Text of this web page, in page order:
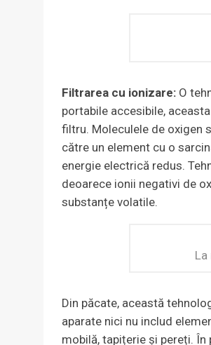
Filtrarea cu ionizare: O
portabile accesibile,
filtru. Moleculele de oxigen
către un element cu o
energie electrică redus.
deoarece ionii negativi de
substanțe volatile.
Din păcate, această
aparate nici nu includ
mobilă, tapițerie și pereți.